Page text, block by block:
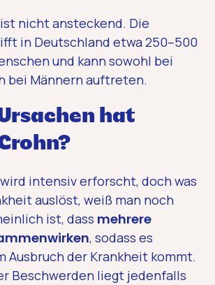
nicht ansteckend. Die
in Deutschland etwa 250–500
und kann sowohl bei
bei Männern auftreten.
hat
intensiv erforscht, doch was
auslöst, weiß man noch
ist, dass mehrere
, sodass es
Ausbruch der Krankheit kommt.
Beschwerden liegt jedenfalls